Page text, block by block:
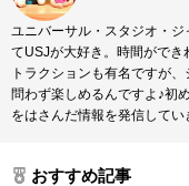
ユニバーサル・スタジオ・
てUSJが大好き。時間がで
トラクションも有名ですが
問わず楽しめるんですよ♪初
をはさんだ情報を発信してい
おすすめ記事